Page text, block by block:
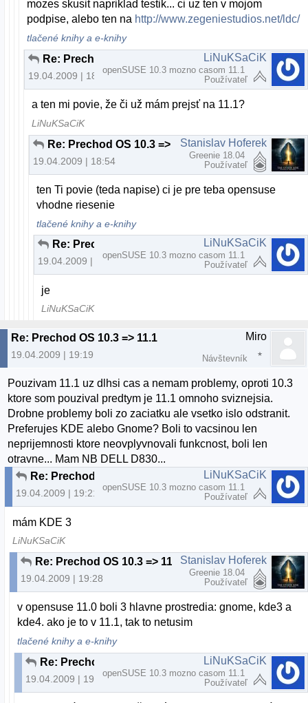
mozes skusit napriklad testik... ci uz ten v mojom
podpise, alebo ten na http://www.zegeniestudios.net/ldc/
tlačené knihy a e-knihy
Re: Prechod OS 10.3 => 11.1
19.04.2009 | 18:50
LiNuKSaCiK
openSUSE 10.3 mozno casom 11.1
Používateľ
a ten mi povie, že či už mám prejsť na 11.1?
LiNuKSaCiK
Re: Prechod OS 10.3 => 11.1
19.04.2009 | 18:54
Stanislav Hoferek
Greenie 18.04
Používateľ
ten Ti povie (teda napise) ci je pre teba opensuse
vhodne riesenie
tlačené knihy a e-knihy
19.04.2009 | 18:55
LiNuKSaCiK
openSUSE 10.3 mozno casom 11.1
Používateľ
je
LiNuKSaCiK
Re: Prechod OS 10.3 => 11.1
19.04.2009 | 19:19
Miro
Návštevník
Pouzivam 11.1 uz dlhsi cas a nemam problemy, oproti 10.3
ktore som pouzival predtym je 11.1 omnoho sviznejsia.
Drobne problemy boli zo zaciatku ale vsetko islo odstranit.
Preferujes KDE alebo Gnome? Boli to vacsinou len
neprijemnosti ktore neovplyvnovali funkcnost, boli len
otravne... Mam NB DELL D830...
Re: Prechod OS 10.3 => 11.1
19.04.2009 | 19:21
LiNuKSaCiK
openSUSE 10.3 mozno casom 11.1
Používateľ
mám KDE 3
LiNuKSaCiK
Re: Prechod OS 10.3 => 11.1
19.04.2009 | 19:28
Stanislav Hoferek
Greenie 18.04
Používateľ
v opensuse 11.0 boli 3 hlavne prostredia: gnome, kde3 a
kde4. ako je to v 11.1, tak to netusim
tlačené knihy a e-knihy
Re: Prechod OS 10.3 => 11.1
19.04.2009 | 19:32
LiNuKSaCiK
openSUSE 10.3 mozno casom 11.1
Používateľ